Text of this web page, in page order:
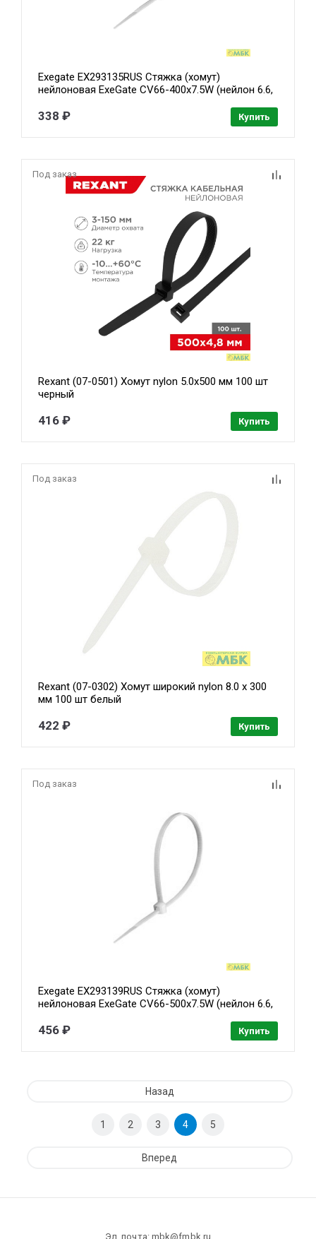
Exegate EX293135RUS Стяжка (хомут)
нейлоновая ExeGate CV66-400x7.5W (нейлон 6.6,
-40°C - +85°C, белая, 100 шт)
338 ₽ Купить
Под заказ
Rexant (07-0501) Хомут nylon 5.0х500 мм 100 шт
черный
416 ₽ Купить
Под заказ
Rexant (07-0302) Хомут широкий nylon 8.0 х 300
мм 100 шт белый
422 ₽ Купить
Под заказ
Exegate EX293139RUS Стяжка (хомут)
нейлоновая ExeGate CV66-500x7.5W (нейлон 6.6,
-40°C - +85°C, белая, 100 шт)
456 ₽ Купить
Назад
1 2 3 4 5
Вперед
Эл. почта: mbk@fmbk.ru